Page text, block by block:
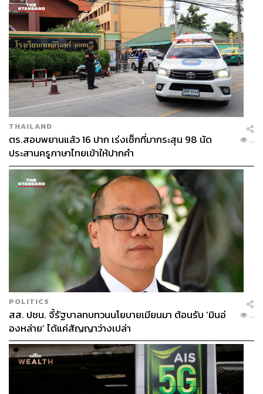
THAILAND
ตร.สอบพยานแล้ว 16 ปาก เร่งเช็กที่มากระสุน 98 นัด
ประสานครูภาษาไทยเข้าให้ปากคำ
...
POLITICS
สส. ปชน. จี้รัฐบาลทบทวนนโยบายเมียนมา ต้อนรับ ‘มินอ่
องหล่าย’ ได้แค่สัญญาว่างเปล่า
...